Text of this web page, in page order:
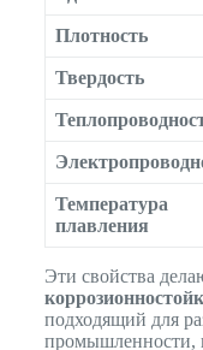
Плотность
Твердость
Температура
плавления
Эти свойства
подходящий для
промышленности,